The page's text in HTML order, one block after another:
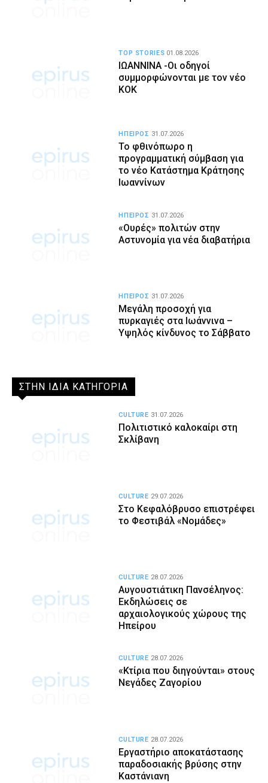
ΙΩΑΝΝΙΝΑ -Οι οδηγοί
συμμορφώνονται με τον νέο
ΚΟΚ
TOP STORIES 01.08.2026
Το φθινόπωρο η
προγραμματική σύμβαση για
το νέο Κατάστημα Κράτησης
Ιωαννίνων
ΗΠΕΙΡΟΣ 31.07.2026
«Ουρές» πολιτών στην
Αστυνομία για νέα διαβατήρια
ΗΠΕΙΡΟΣ 31.07.2026
Μεγάλη προσοχή για
πυρκαγιές στα Ιωάννινα –
Υψηλός κίνδυνος το Σάββατο
ΗΠΕΙΡΟΣ 31.07.2026
ΣΤΗΝ ΙΔΙΑ ΚΑΤΗΓΟΡΙΑ
Πολιτιστικό καλοκαίρι στη
Σκλίβανη
CULTURE 31.07.2026
Στο Κεφαλόβρυσο επιστρέφει
το Φεστιβάλ «Νομάδες»
CULTURE 29.07.2026
Αυγουστιάτικη Πανσέληνος:
Εκδηλώσεις σε
αρχαιολογικούς χώρους της
Ηπείρου
CULTURE 28.07.2026
«Κτίρια που διηγούνται» στους
Νεγάδες Ζαγορίου
CULTURE 28.07.2026
Εργαστήριο αποκατάστασης
παραδοσιακής βρύσης στην
Καστάνιανη
CULTURE 28.07.2026